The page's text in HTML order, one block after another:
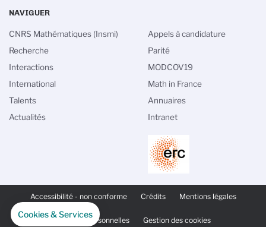
PAGE
SECONDAIRE
Accessibilité - non conforme Crédits Mentions légales
Données personnelles Gestion des cookies
NAVIGUER
CNRS Mathématiques (Insmi)
Recherche
Interactions
International
Talents
Actualités
Appels à candidature
Parité
MODCOV19
Math in France
Annuaires
Intranet
Cookies & Services